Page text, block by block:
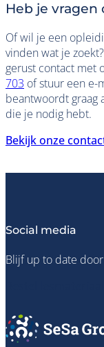
Heb je
Of wil je een
vinden wat je
gerust contact met
703 of stuur een e-
beantwoordt graag
die je nodig hebt.
Bekijk onze
Social media
Blijf up to date